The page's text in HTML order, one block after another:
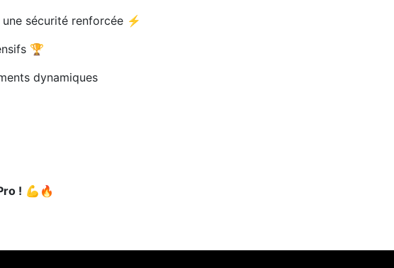
une sécurité renforcée ⚡
🏆
dynamiques
! 💪🔥